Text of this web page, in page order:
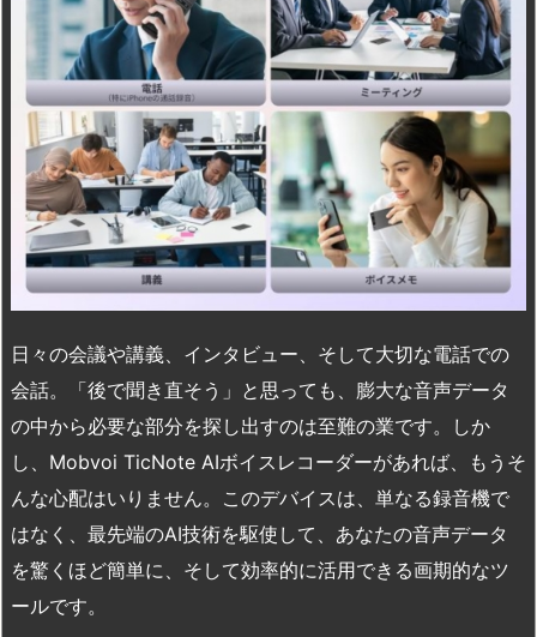
日々の会議や講義、インタビュー、そして大切な電話での
会話。「後で聞き直そう」と思っても、膨大な音声データ
の中から必要な部分を探し出すのは至難の業です。しか
し、Mobvoi TicNote AIボイスレコーダーがあれば、もうそ
んな心配はいりません。このデバイスは、単なる録音機で
はなく、最先端のAI技術を駆使して、あなたの音声データ
を驚くほど簡単に、そして効率的に活用できる画期的なツ
ールです。